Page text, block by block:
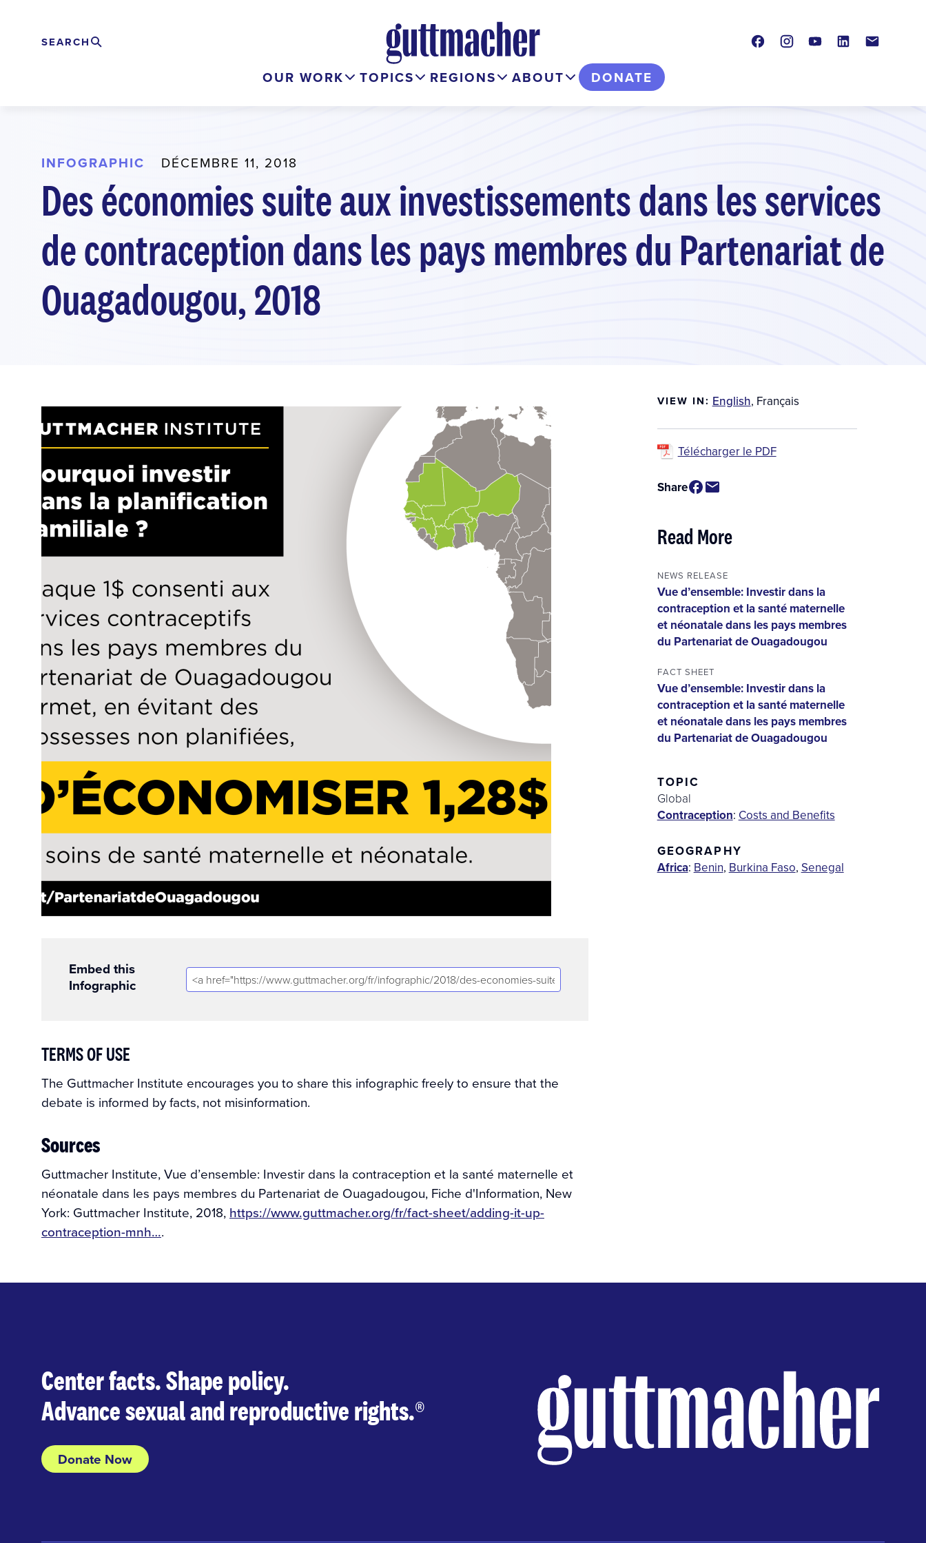
Rechercher
EXPAND
SEARCH FacebookInstagramYoutube LinkedIn
OUR WORK TOPICS REGIONS ABOUT DONATE
INFOGRAPHIC DÉCEMBRE 11, 2018
Des économies suite aux investissements dans les services
de contraception dans les pays membres du Partenariat de
Ouagadougou, 2018
Embed this
Infographic
TERMS OF USE
The Guttmacher Institute encourages you to share this infographic freely to ensure that the
debate is informed by facts, not misinformation.
Sources
Guttmacher Institute, Vue d’ensemble: Investir dans la contraception et la santé maternelle et
néonatale dans les pays membres du Partenariat de Ouagadougou, Fiche d'Information, New
York: Guttmacher Institute, 2018, https://www.guttmacher.org/fr/fact-sheet/adding-it-up-
contraception-mnh….
VIEW IN: English, Français
Télécharger le PDF
Share
Read More
NEWS RELEASE
Vue d’ensemble: Investir dans la
contraception et la santé maternelle
et néonatale dans les pays membres
du Partenariat de Ouagadougou
FACT SHEET
Vue d’ensemble: Investir dans la
contraception et la santé maternelle
et néonatale dans les pays membres
du Partenariat de Ouagadougou
TOPIC
Global
Contraception: Costs and Benefits
GEOGRAPHY
Africa: Benin, Burkina Faso, Senegal
Center facts. Shape policy.
Advance sexual and reproductive rights.®
Donate Now